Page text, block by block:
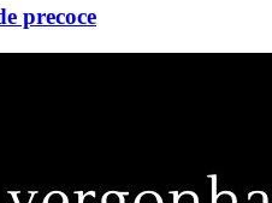
precoce